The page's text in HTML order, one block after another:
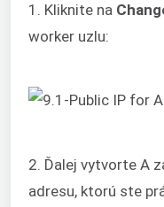
1. Kliknite na
worker uzlu:
2. Ďalej vytvorte A
adresu, ktorú ste